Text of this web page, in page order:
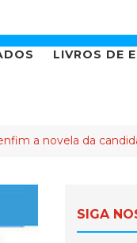
LIVROS DE
candidatura de
SIGA